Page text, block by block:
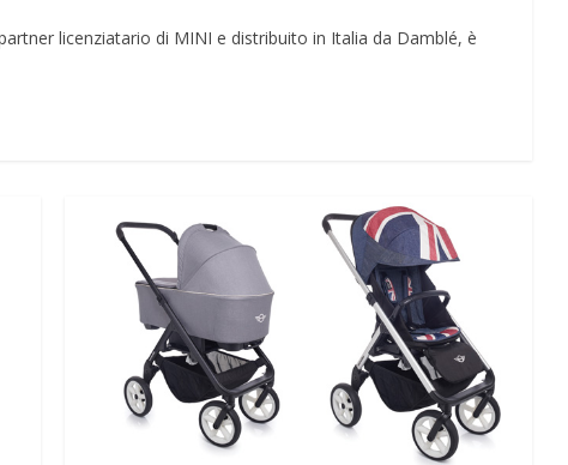
licenziatario di MINI e distribuito in Italia da Damblé, è